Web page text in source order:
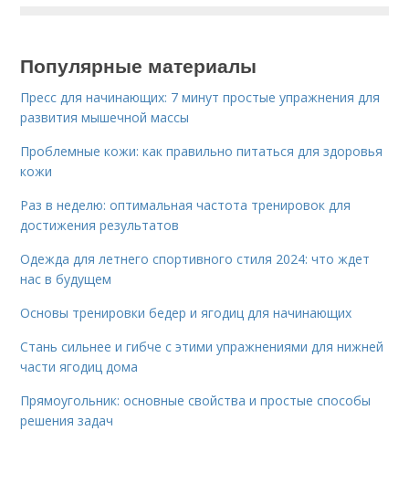
Популярные материалы
Пресс для начинающих: 7 минут простые упражнения для
развития мышечной массы
Проблемные кожи: как правильно питаться для здоровья
кожи
Раз в неделю: оптимальная частота тренировок для
достижения результатов
Одежда для летнего спортивного стиля 2024: что ждет
нас в будущем
Основы тренировки бедер и ягодиц для начинающих
Стань сильнее и гибче с этими упражнениями для нижней
части ягодиц дома
Прямоугольник: основные свойства и простые способы
решения задач